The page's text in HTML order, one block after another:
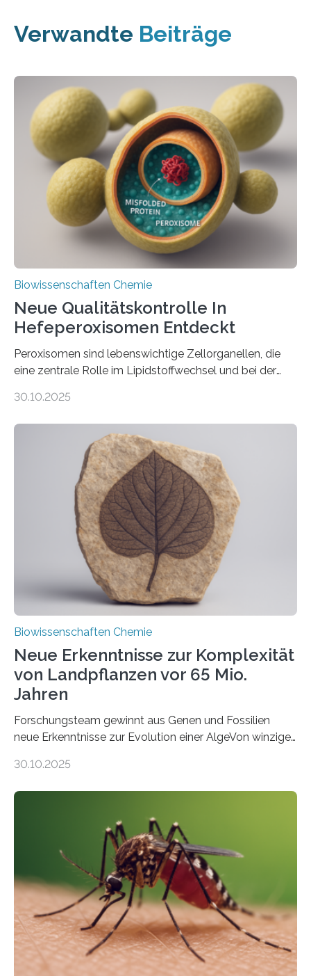
Verwandte Beiträge
Biowissenschaften Chemie
Neue Qualitätskontrolle In
Hefeperoxisomen Entdeckt
Peroxisomen sind lebenswichtige Zellorganellen, die
eine zentrale Rolle im Lipidstoffwechsel und bei der
erfüllen können, müssen zahlreiche Enzyme präzise in
der Ruhr-Universität Bochum um Prof. Dr. Ralf Erdmann
und Dr. Ismaila Francis Yusuf hat nun einen bislang
unbekannten Qualitätskontrollmechanismus des
peroxisomalen Proteintransports in der Bäckerhefe
Saccharomyces cerevisiae entdeckt, der für die
Funktionsfähigkeit der Organellen entscheidend ist. Die
Studie wurde am 28. Oktober 2025 in der
Fachzeitschrift…
30.10.2025
Biowissenschaften Chemie
Neue Erkenntnisse zur Komplexität
von Landpflanzen vor 65 Mio.
Jahren
Forschungsteam gewinnt aus Genen und Fossilien
neue Erkenntnisse zur Evolution einer AlgeVon winzigen
Landpflanzen zählen zu den komplexesten
Grünalgen, die vor Hunderten von Millionen Jahren
lebten. Unter den Vorfahren sticht eine Gruppe heraus,
die noch heute in der Natur vorkommt: die
Süßwasseralge Coleochaetophyceae. Einige Arten
dieser Gruppe bilden aus Zellfäden dichte Geflechte
mit scheibenförmiger Gestalt. Was auffällig ist: Die
nächsten…
30.10.2025